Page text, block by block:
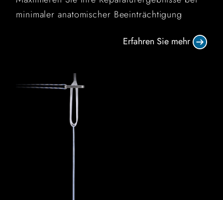
minimaler anatomischer Beeinträchtigung
Erfahren Sie mehr